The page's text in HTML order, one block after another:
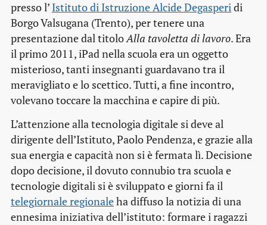
presso l’ Istituto di Istruzione Alcide Degasperidi
Borgo Valsugana (Trento), per tenere una
presentazione dal titoloAlla tavoletta di lavoro. Era
il primo 2011, iPad nella scuola era un oggetto
misterioso, tanti insegnanti guardavano tra il
meravigliato e lo scettico. Tutti, a fine incontro,
volevano toccare la macchina e capire di più.
L’attenzione alla tecnologia digitale si deve al
dirigente dell’Istituto, Paolo Pendenza, e grazie alla
sua energia e capacità non si è fermata lì. Decisione
dopo decisione, il dovuto connubio tra scuola e
tecnologie digitali si è sviluppato e giorni fa il
telegiornale regionaleha diffuso la notizia di una
ennesima iniziativa dell’istituto: formare i ragazzi